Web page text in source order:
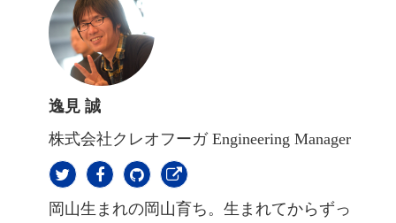
逸見 誠
株式会社クレオフーガ Engineering Manager
岡山生まれの岡山育ち。生まれてからずっ